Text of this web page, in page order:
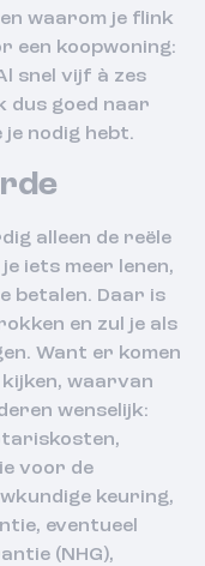
waarom je flink
een koopwoning:
snel vijf à zes
dus goed naar
nodig hebt.
alleen de reële
iets meer lenen,
betalen. Daar is
en zul je als
Want er komen
waarvan
wenselijk:
voor de
keuring,
eventueel
(NHG),